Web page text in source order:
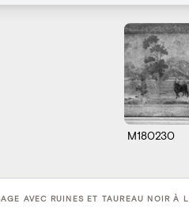
M180230
AVEC RUINES ET TAUREAU NOIR À